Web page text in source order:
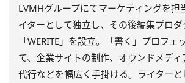
LVMHグループにてマーケティングを担
イターとして独立し、その後編集プロ
「WERITE」を設立。「書く」プロフェ
て、企業サイトの制作、オウンドメディ
代行などを幅広く手掛ける。ライター